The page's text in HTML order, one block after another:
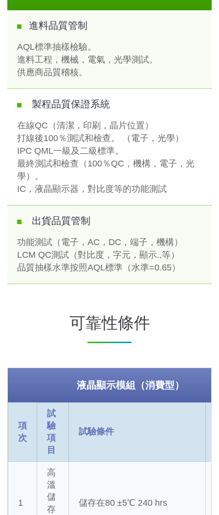
進料品質管制
AQL標準抽樣檢驗。
進料工程，機械，電氣，光學測試。
供應商品質稽核。
製程品質保證系統
在線QC（清潔，印刷，晶片位置）
打線後100％測試和檢查。 （電子，光學）
IPC QML一級及二級標準。
最終測試和檢查（100％QC，機構，電子，光
學）。
IC，液晶顯示器，對比度等的功能測試
出貨品質管制
功能測試（電子，AC，DC，端子，機構）
LCM QC測試（對比度，字元，顯示.,等）
品質抽樣水準按照AQL標準（水準=0.65）
可靠性條件
液晶顯示模組（消費型）
項
次
試
驗
項
目
試驗條件
1
高
溫
儲
存
儲存在80 ±5℃ 240 hrs